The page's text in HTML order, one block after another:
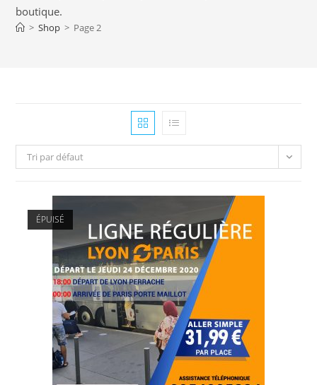
boutique.
> Shop > Page 2
Tri par défaut
ÉPUISÉ